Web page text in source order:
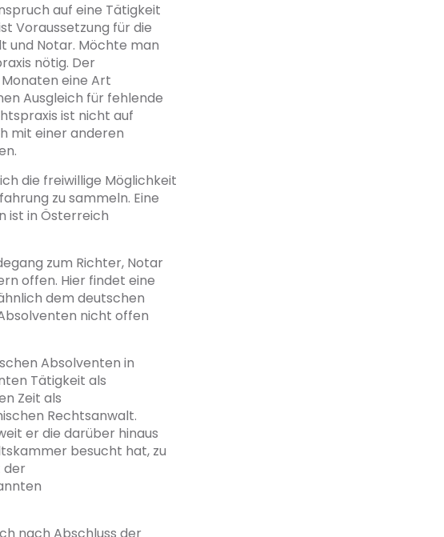
auf eine Tätigkeit
Voraussetzung für die
und Notar. Möchte man
nötig. Der
eine Art
Ausgleich für fehlende
ist nicht auf
mit einer anderen
die freiwillige Möglichkeit
zu sammeln. Eine
ist in Österreich
zum Richter, Notar
offen. Hier findet eine
dem deutschen
nicht offen
Absolventen in
Tätigkeit als
Zeit als
Rechtsanwalt.
er die darüber hinaus
besucht hat, zu
der